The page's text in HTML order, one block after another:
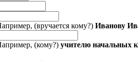
(вручается кому?) Иванову
(кому?) учителю